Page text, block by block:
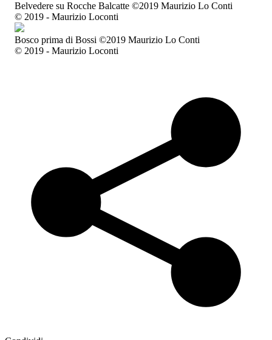
Belvedere su Rocche Balcatte ©2019 Maurizio Lo Conti
© 2019 - Maurizio Loconti
Bosco prima di Bossi ©2019 Maurizio Lo Conti
© 2019 - Maurizio Loconti